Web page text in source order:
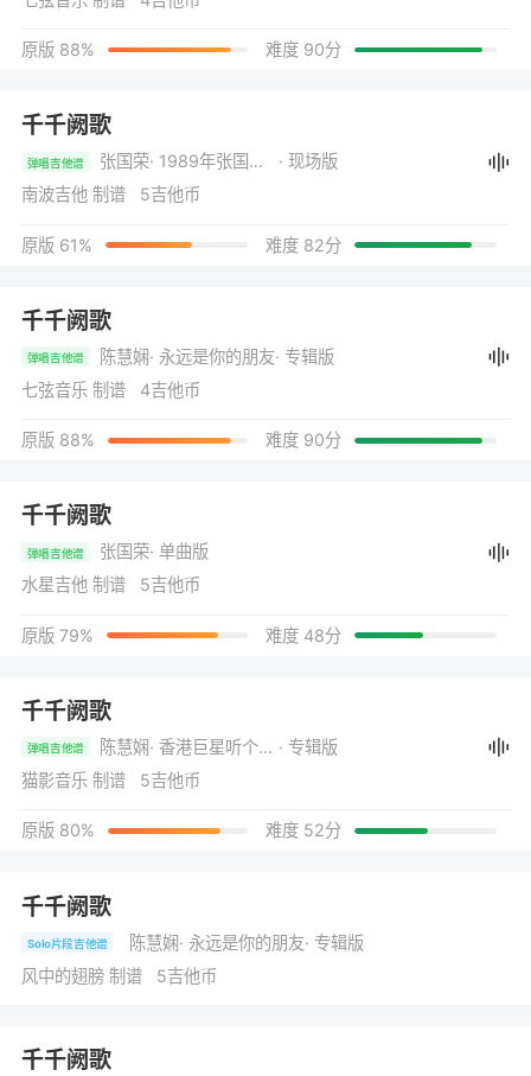
原版 88% 难度 90分
千千阙歌
弹唱吉他谱 张国荣 · 1989年张国荣告别演唱会
· 现场版
南波吉他 制谱 5吉他币
原版 61% 难度 82分
千千阙歌
弹唱吉他谱 陈慧娴· 永远是你的朋友· 专辑版
七弦音乐 制谱 4吉他币
原版 88% 难度 90分
千千阙歌
弹唱吉他谱 张国荣· 单曲版
水星吉他 制谱 5吉他币
原版 79% 难度 48分
千千阙歌
弹唱吉他谱 陈慧娴 · 香港巨星听个够.千千阕歌精选辑 · 专辑版
猫影音乐 制谱 5吉他币
原版 80% 难度 52分
千千阙歌
Solo片段吉他谱 陈慧娴· 永远是你的朋友· 专辑版
风中的翅膀 制谱 5吉他币
千千阙歌